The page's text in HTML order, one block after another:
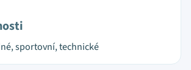
sportovní, technické